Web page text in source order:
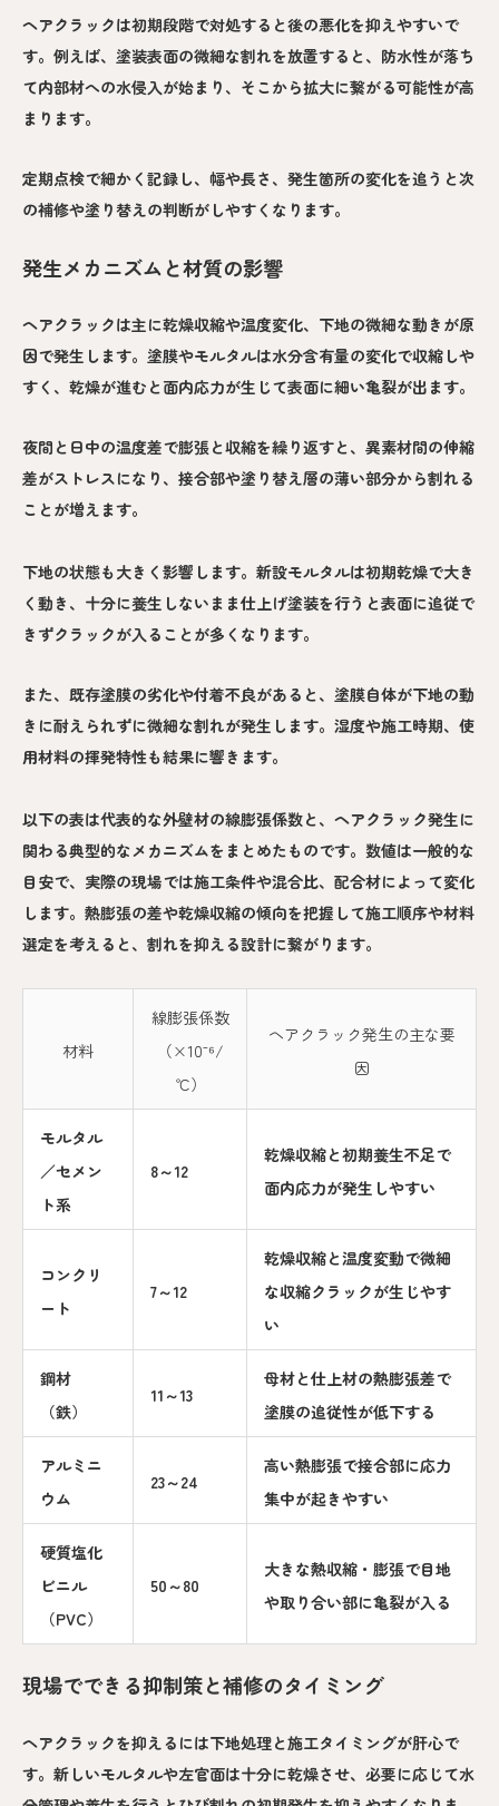
ヘアクラックは初期段階で対処すると後の悪化を抑えやすいで
す。例えば、塗装表面の微細な割れを放置すると、防水性が落ち
て内部材への水侵入が始まり、そこから拡大に繋がる可能性が高
まります。
定期点検で細かく記録し、幅や長さ、発生箇所の変化を追うと次
の補修や塗り替えの判断がしやすくなります。
発生メカニズムと材質の影響
ヘアクラックは主に乾燥収縮や温度変化、下地の微細な動きが原
因で発生します。塗膜やモルタルは水分含有量の変化で収縮しや
すく、乾燥が進むと面内応力が生じて表面に細い亀裂が出ます。
夜間と日中の温度差で膨張と収縮を繰り返すと、異素材間の伸縮
差がストレスになり、接合部や塗り替え層の薄い部分から割れる
ことが増えます。
下地の状態も大きく影響します。新設モルタルは初期乾燥で大き
く動き、十分に養生しないまま仕上げ塗装を行うと表面に追従で
きずクラックが入ることが多くなります。
また、既存塗膜の劣化や付着不良があると、塗膜自体が下地の動
きに耐えられずに微細な割れが発生します。湿度や施工時期、使
用材料の揮発特性も結果に響きます。
以下の表は代表的な外壁材の線膨張係数と、ヘアクラック発生に
関わる典型的なメカニズムをまとめたものです。数値は一般的な
目安で、実際の現場では施工条件や混合比、配合材によって変化
します。熱膨張の差や乾燥収縮の傾向を把握して施工順序や材料
選定を考えると、割れを抑える設計に繋がります。
材料
線膨張係数
（×10⁻⁶/
℃）
ヘアクラック発生の主な要
因
モルタル
／セメン
ト系
8～12
乾燥収縮と初期養生不足で
面内応力が発生しやすい
コンクリ
ート
7～12
乾燥収縮と温度変動で微細
な収縮クラックが生じやす
い
鋼材
（鉄）
11～13
母材と仕上材の熱膨張差で
塗膜の追従性が低下する
アルミニ
ウム
23～24
高い熱膨張で接合部に応力
集中が起きやすい
硬質塩化
ビニル
（PVC）
50～80
大きな熱収縮・膨張で目地
や取り合い部に亀裂が入る
現場でできる抑制策と補修のタイミング
ヘアクラックを抑えるには下地処理と施工タイミングが肝心で
す。新しいモルタルや左官面は十分に乾燥させ、必要に応じて水